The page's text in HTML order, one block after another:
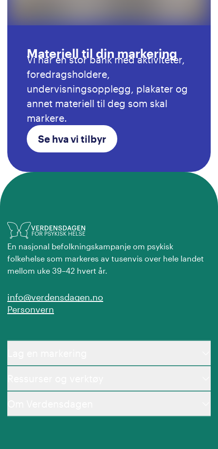
Materiell til din markering
Vi har en stor bank med aktiviteter,
foredragsholdere,
undervisningsopplegg, plakater og
annet materiell til deg som skal
markere.
Se hva vi tilbyr
En nasjonal befolkningskampanje om psykisk
folkehelse som markeres av tusenvis over hele landet
mellom uke 39–42 hvert år.
info@verdensdagen.no
Personvern